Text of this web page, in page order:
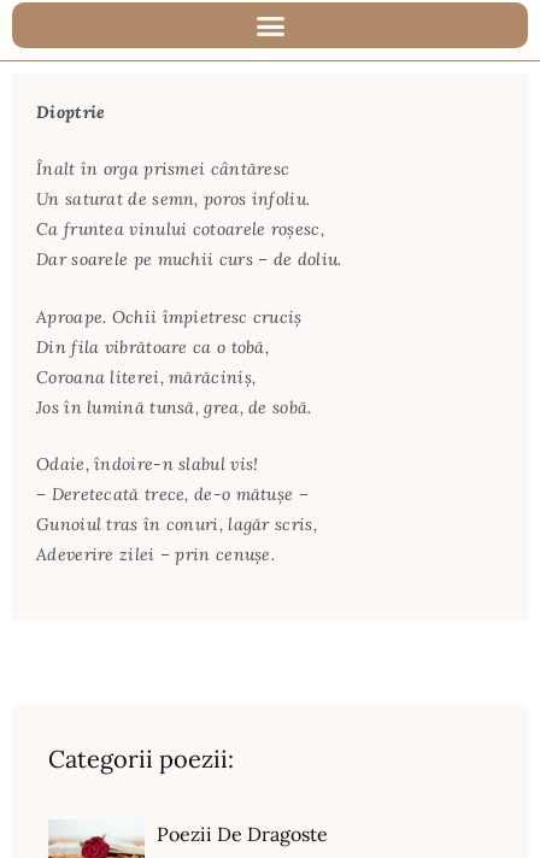
Dioptrie
Înalt în orga prismei cântăresc
Un saturat de semn, poros infoliu.
Ca fruntea vinului cotoarele roşesc,
Dar soarele pe muchii curs – de doliu.
Aproape. Ochii împietresc cruciş
Din fila vibrătoare ca o tobă,
Coroana literei, mărăciniş,
Jos în lumină tunsă, grea, de sobă.
Odaie, îndoire-n slabul vis!
– Deretecată trece, de-o mătuşe –
Gunoiul tras în conuri, lagăr scris,
Adeverire zilei – prin cenuşe.
Categorii poezii:
Poezii De Dragoste